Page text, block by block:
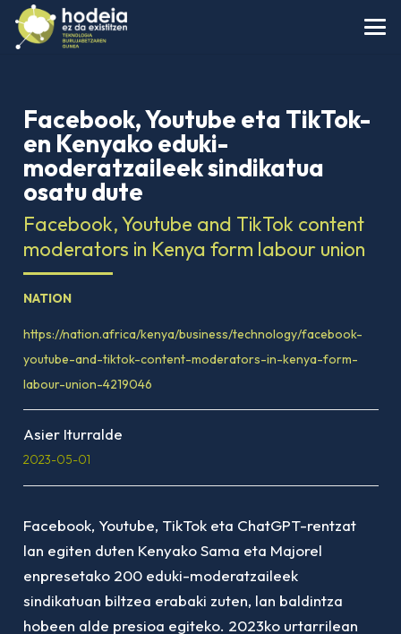
Facebook, Youtube eta TikTok-
en Kenyako eduki-
moderatzaileek sindikatua
osatu dute
Facebook, Youtube and TikTok content
moderators in Kenya form labour union
NATION
https://nation.africa/kenya/business/technology/facebook-
youtube-and-tiktok-content-moderators-in-kenya-form-
labour-union-4219046
Asier Iturralde
2023-05-01
Facebook, Youtube, TikTok eta ChatGPT-rentzat
lan egiten duten Kenyako Sama eta Majorel
enpresetako 200 eduki-moderatzaileek
sindikatuan biltzea erabaki zuten, lan baldintza
hobeen alde presioa egiteko. 2023ko urtarrilean